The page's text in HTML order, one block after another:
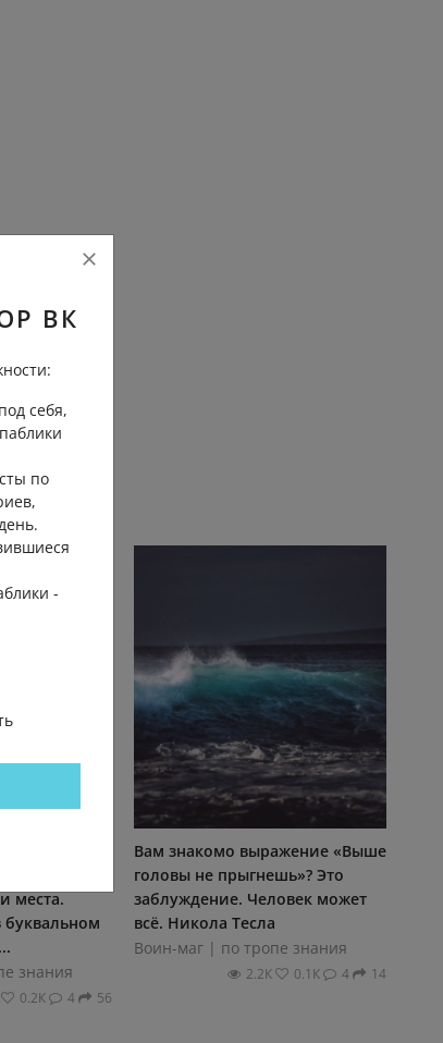
места.
знания
0.2К 4 56
Вам знакомо выражение «Выше
головы не прыгнешь»? Это
заблуждение. Человек может
всё. Никола Тесла
Воин-маг | по тропе знания
2.2К 0.1К 4 14
ВК
себя,
по
-